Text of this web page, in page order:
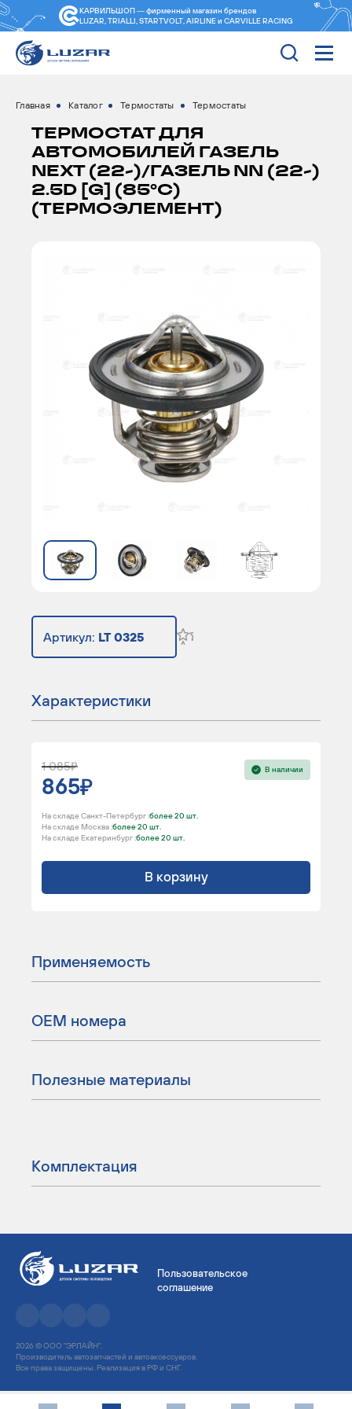
КАРВИЛЬШОП — фирменный магазин брендов
LUZAR, TRIALLI, STARTVOLT, AIRLINE и CARVILLE RACING
Главная Каталог Термостаты Термостаты
ТЕРМОСТАТ ДЛЯ
АВТОМОБИЛЕЙ ГАЗЕЛЬ
NEXT (22-)/ГАЗЕЛЬ NN (22-)
2.5D [G] (85°С)
(ТЕРМОЭЛЕМЕНТ)
Артикул: LT 0325
Характеристики
1 085
865
В наличии
На складе Санкт-Петербург :более 20 шт.
На складе Москва :более 20 шт.
На складе Екатеринбург :более 20 шт.
В корзину
Применяемость
ОЕМ номера
Полезные материалы
Комплектация
Пользовательское
соглашение
2026 © ООО "ЭРЛАЙН".
Производитель автозапчастей и автоаксессуаров.
Все права защищены. Реализация в РФ и СНГ.